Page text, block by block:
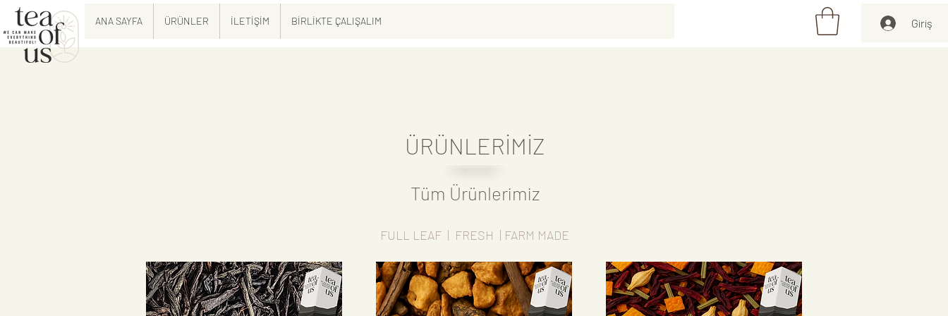
Giriş
ANA SAYFA ÜRÜNLER İLETİŞİM BİRLİKTE ÇALIŞALIM
ÜRÜNLERİMİZ
Tüm Ürünlerimiz
FULL LEAF | FRESH | FARM MADE